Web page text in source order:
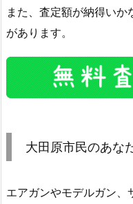
また、査定額が納得い
があります。
大田原市民のあな
エアガンやモデルガン、